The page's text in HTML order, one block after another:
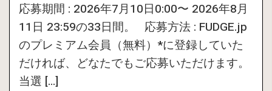
応募期間 : 2026年7月10日0:00〜 2026年8月
11日 23:59の33日間。 応募方法 : FUDGE.jp
のプレミアム会員（無料）*に登録していた
だければ、どなたでもご応募いただけます。
当選 […]